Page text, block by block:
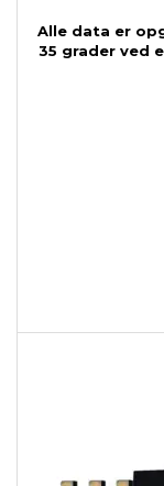
Alle data er
35 grader ved